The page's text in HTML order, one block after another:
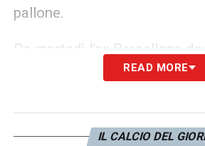
pallone.
Da martedì l’ex Barcellona
definitivamente in gruppo:
LA PLAYLIST DELLE
READ MORE
IL CALCIO DEL